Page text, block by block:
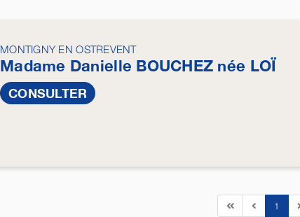
MONTIGNY EN OSTREVENT
Madame Danielle BOUCHEZ née LOÏ
CONSULTER
1